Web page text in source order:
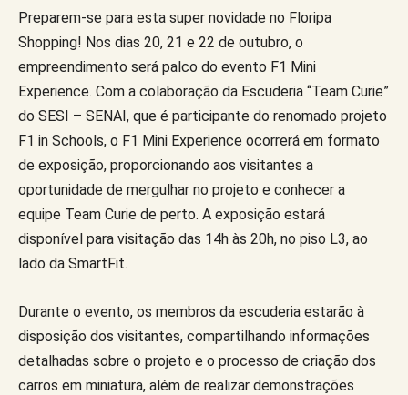
Preparem-se para esta super novidade no Floripa
Shopping! Nos dias 20, 21 e 22 de outubro, o
empreendimento será palco do evento F1 Mini
Experience. Com a colaboração da Escuderia “Team Curie”
do SESI – SENAI, que é participante do renomado projeto
F1 in Schools, o F1 Mini Experience ocorrerá em formato
de exposição, proporcionando aos visitantes a
oportunidade de mergulhar no projeto e conhecer a
equipe Team Curie de perto. A exposição estará
disponível para visitação das 14h às 20h, no piso L3, ao
lado da SmartFit.
Durante o evento, os membros da escuderia estarão à
disposição dos visitantes, compartilhando informações
detalhadas sobre o projeto e o processo de criação dos
carros em miniatura, além de realizar demonstrações